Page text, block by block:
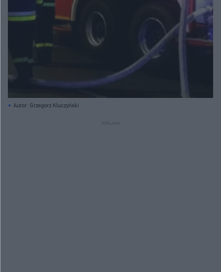
Autor: Grzegorz Kluczyński